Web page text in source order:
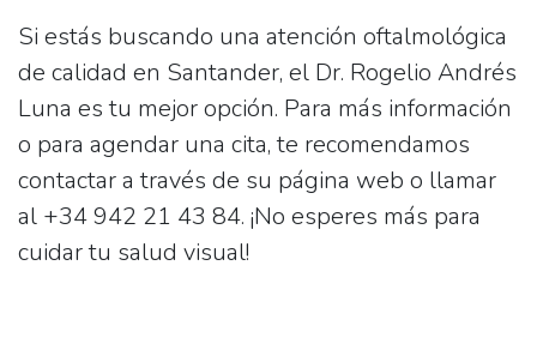
Si estás buscando una atención oftalmológica
de calidad en Santander, el Dr. Rogelio Andrés
Luna es tu mejor opción. Para más información
o para agendar una cita, te recomendamos
contactar a través de su página web o llamar
al +34 942 21 43 84. ¡No esperes más para
cuidar tu salud visual!